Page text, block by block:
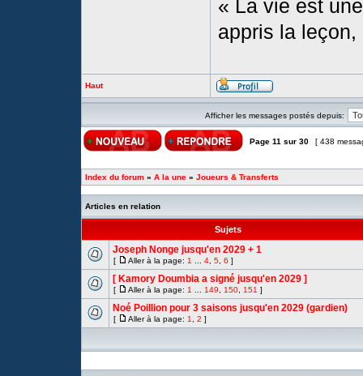
« La vie est
appris la
Haut
Afficher les messages postés depuis:
Page 11 sur 30 [ 438
Index du forum » A la une » Joueurs & Transferts
Articles en relation
Sujets
Joseph Nonge jusqu'en 2029 + 1
[ Aller à la page: 1 4 5 6 ]
[ Kamory Doumbia a signé jusqu'en 2029 ]
[ Aller à la page: 1 149 150 151 ]
Noé Poillion pour 3 saisons jusqu'en 2029 (gardien)
[ Aller à la page: 1 2 ]